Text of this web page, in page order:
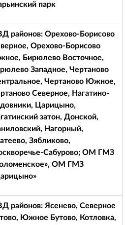
парк
районов: Орехово-Борисово
Орехово-Борисово
Бирюлево Восточное,
Западное, Чертаново
Чертаново Южное,
Северное, Нагатино-
Царицыно,
затон, Донской,
Нагорный,
Зябликово,
Сабурово; ОМ ГМЗ
ОМ ГМЗ
районов: Ясенево, Северное
Южное Бутово, Котловка,